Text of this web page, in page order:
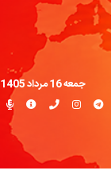
جمعه 16 مرداد 1405